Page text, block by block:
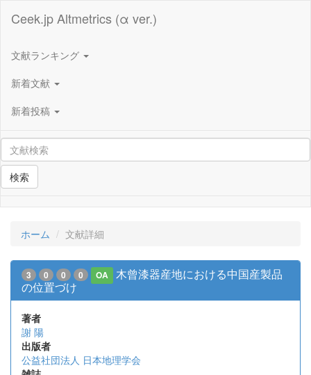
Ceek.jp Altmetrics (α ver.)
文献ランキング
新着文献
新着投稿
検索
ホーム 文献詳細
3 0 0 0 OA
木曾漆器産地における中国産製品
の位置づけ
著者
謝 陽
出版者
公益社団法人 日本地理学会